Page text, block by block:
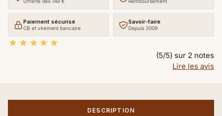
Paiement sécurisé
CB et virement bancaire
Savoir-faire
Depuis 2009
    
(5/5) sur 2 notes
Lire les avis
DESCRIPTION